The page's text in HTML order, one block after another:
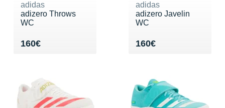
adidas
adizero Throws
WC
160€
Vendu 160€
adidas
adizero Javelin
WC
160€
Vendu 160€